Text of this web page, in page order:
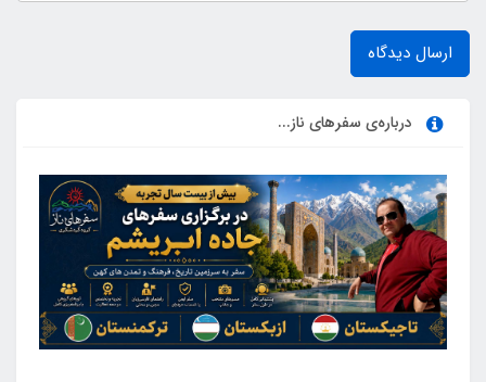
ارسال دیدگاه
درباره‌ی سفرهای ناز...